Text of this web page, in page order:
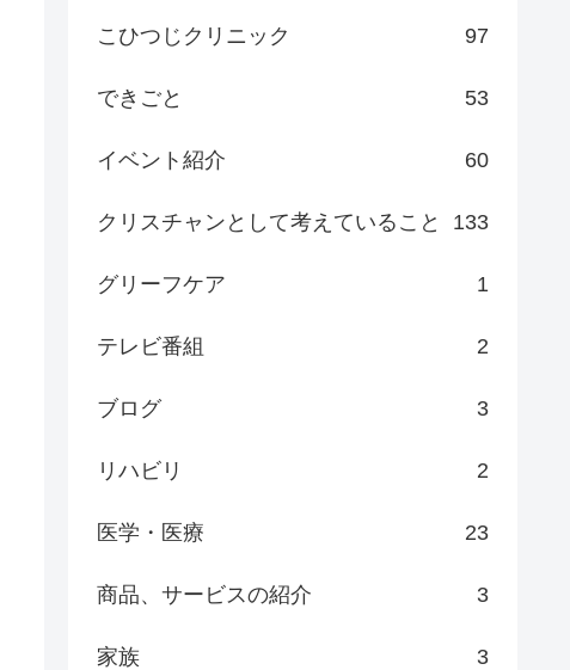
こひつじクリニック 97
できごと 53
イベント紹介 60
クリスチャンとして考えていること 133
グリーフケア 1
テレビ番組 2
ブログ 3
リハビリ 2
医学・医療 23
商品、サービスの紹介 3
家族 3